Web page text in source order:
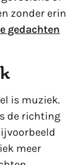
zonder erin
gedachten
is muziek.
de richting
meer